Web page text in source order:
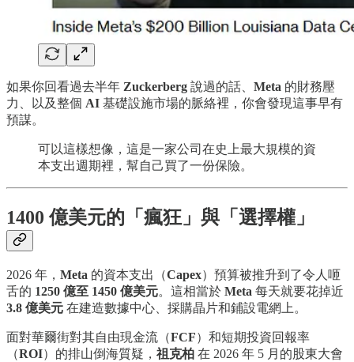
如果你回看過去半年 Zuckerberg 說過的話、 Meta 的財務壓
力、以及整個 AI 基礎設施市場的脈絡裡，你會發現這事早有
預謀。
可以這樣想像，這是一家公司在史上最大規模的資
本支出週期裡，幫自己買了一份保險。
1400 億美元的「瘋狂」與「選擇權」
2026 年， Meta 的資本支出（Capex）預算被推升到了令人咂
舌的 1250 億至 1450 億美元。這相當於 Meta 每天就要花掉近
3.8 億美元 在建造數據中心、採購晶片和鋪設電網上。
面對華爾街對其自由現金流（FCF）和短期投資回報率
（ROI）的排山倒海質疑， 祖克柏 在 2026 年 5 月的股東大會